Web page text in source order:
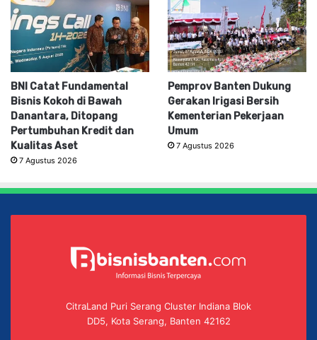
BNI Catat Fundamental
Bisnis Kokoh di Bawah
Danantara, Ditopang
Pertumbuhan Kredit dan
Kualitas Aset
7 Agustus 2026
Pemprov Banten Dukung
Gerakan Irigasi Bersih
Kementerian Pekerjaan
Umum
7 Agustus 2026
CitraLand Puri Serang Cluster Indiana Blok
DD5, Kota Serang, Banten 42162